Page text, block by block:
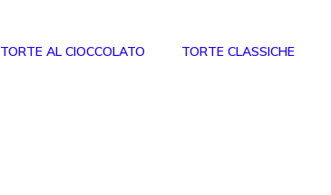
TORTE AL CIOCCOLATO TORTE CLASSICHE